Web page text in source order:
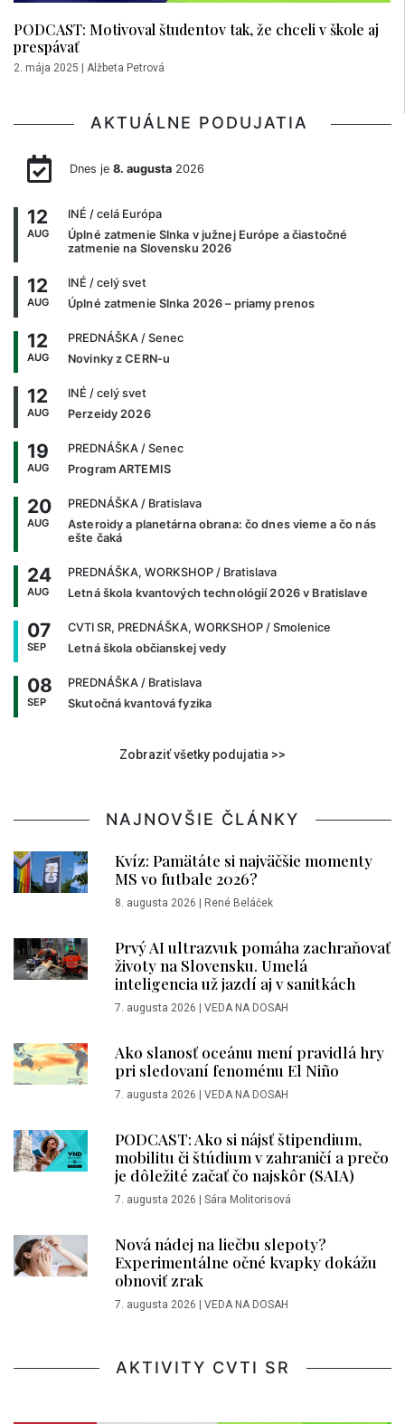
PODCAST: Motivoval študentov tak, že chceli v škole aj
prespávať
2. mája 2025 Alžbeta Petrová
AKTUÁLNE PODUJATIA
Dnes je 8. augusta2026
12
AUG
INÉ / celá Európa
Úplné zatmenie Slnka v južnej Európe a čiastočné
zatmenie na Slovensku 2026
12
AUG
INÉ / celý svet
Úplné zatmenie Slnka 2026 – priamy prenos
12
AUG
PREDNÁŠKA / Senec
Novinky z CERN-u
12
AUG
INÉ / celý svet
Perzeidy 2026
19
AUG
PREDNÁŠKA / Senec
Program ARTEMIS
20
AUG
PREDNÁŠKA / Bratislava
Asteroidy a planetárna obrana: čo dnes vieme a čo nás
ešte čaká
24
AUG
PREDNÁŠKA, WORKSHOP / Bratislava
Letná škola kvantových technológií 2026 v Bratislave
07
SEP
CVTI SR, PREDNÁŠKA, WORKSHOP / Smolenice
Letná škola občianskej vedy
08
SEP
PREDNÁŠKA / Bratislava
Skutočná kvantová fyzika
Zobraziť všetky podujatia >>
NAJNOVŠIE ČLÁNKY
Kvíz: Pamätáte si najväčšie momenty
MS vo futbale 2026?
8. augusta 2026 | René Beláček
Prvý AI ultrazvuk pomáha zachraňovať
životy na Slovensku. Umelá
inteligencia už jazdí aj v sanitkách
7. augusta 2026 | VEDA NA DOSAH
Ako slanosť oceánu mení pravidlá hry
pri sledovaní fenoménu El Niño
7. augusta 2026 | VEDA NA DOSAH
PODCAST: Ako si nájsť štipendium,
mobilitu či štúdium v zahraničí a prečo
je dôležité začať čo najskôr (SAIA)
7. augusta 2026 | Sára Molitorisová
Nová nádej na liečbu slepoty?
Experimentálne očné kvapky dokážu
obnoviť zrak
7. augusta 2026 | VEDA NA DOSAH
AKTIVITY CVTI SR